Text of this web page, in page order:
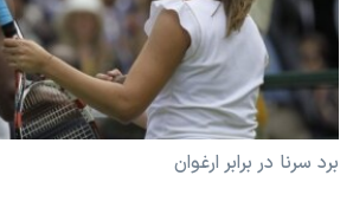
فرهنگ و زندگی
حقوق شهروندی
اقتصادی
مستندها
انتخابات ریاست جمهوری آمریکا ۲۰۲۴
حمله جمهوری اسلامی به اسرائیل
دنبال کنید
زبانهای مختلف
برد سرنا در برابر ارغوان